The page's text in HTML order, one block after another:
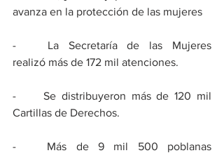
avanza en la protección de las mujeres
-	La Secretaría de las Mujeres
realizó más de 172 mil atenciones.
-	Se distribuyeron más de 120 mil
Cartillas de Derechos.
-	Más de 9 mil 500 poblanas